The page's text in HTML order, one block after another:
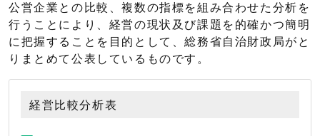
公営企業との比較、複数の指標を組み合わせた分析を
行うことにより、経営の現状及び課題を的確かつ簡明
に把握することを目的として、総務省自治財政局がと
りまとめて公表しているものです。
経営比較分析表